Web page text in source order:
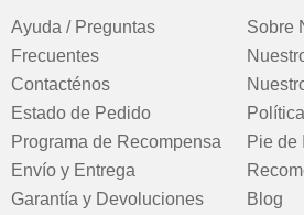
Ayuda / Preguntas
Frecuentes
Contacténos
Estado de Pedido
Programa de Recompensa
Envío y Entrega
Garantía y Devoluciones
Sobre
Pie de
Blog